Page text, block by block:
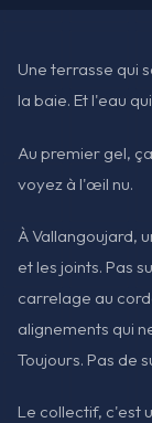
Une terrasse qui
la baie. Et l'eau
Au premier gel,
voyez à l'œil nu.
À Vallangoujard,
et les joints. Pas
carrelage au
alignements qui
Toujours. Pas de
Le collectif, c'est